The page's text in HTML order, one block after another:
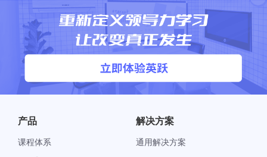
产品
课程体系
解决方案
通用解决方案